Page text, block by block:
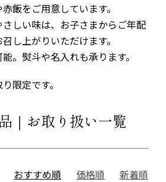
飯をご用意しています。
しい味は、お子さまからご年配
し上がりいただけます。
。熨斗や名入れも承ります。
限定です。
｜お取り扱い一覧
おすすめ順 価格順 新着順